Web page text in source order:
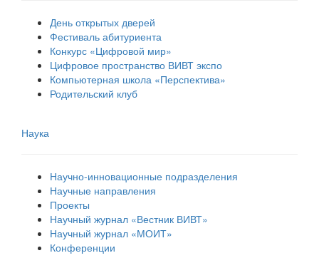
День открытых дверей
Фестиваль абитуриента
Конкурс «Цифровой мир»
Цифровое пространство ВИВТ экспо
Компьютерная школа «Перспектива»
Родительский клуб
Наука
Научно-инновационные подразделения
Научные направления
Проекты
Научный журнал «Вестник ВИВТ»
Научный журнал «МОИТ»
Конференции